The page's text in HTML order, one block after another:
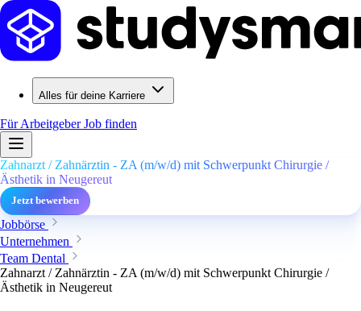
Alles für deine Karriere
Für ArbeitgeberJob finden
Zahnarzt / Zahnärztin - ZA (m/w/d) mit Schwerpunkt Chirurgie /
Ästhetik in Neugereut
Jetzt bewerben
Jobbörse
Unternehmen
Team Dental
Zahnarzt / Zahnärztin - ZA (m/w/d) mit Schwerpunkt Chirurgie /
Ästhetik in Neugereut